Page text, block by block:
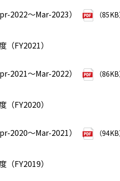
2022～Mar-2023） （
（FY2021）
2021～Mar-2022） （
（FY2020）
2020～Mar-2021） （
（FY2019）